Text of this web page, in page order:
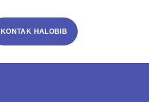
KONTAK HALOBIB